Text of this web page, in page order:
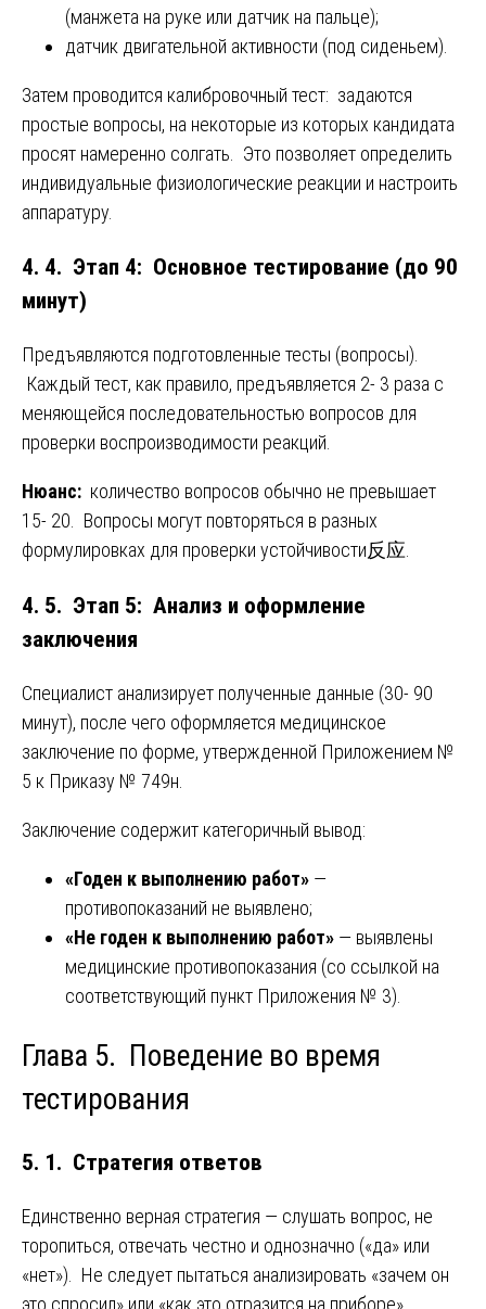
(манжета на руке или датчик на пальце);
датчик двигательной активности (под сиденьем).
Затем проводится калибровочный тест: задаются
простые вопросы, на некоторые из которых кандидата
просят намеренно солгать. Это позволяет определить
индивидуальные физиологические реакции и настроить
аппаратуру.
4. 4. Этап 4: Основное тестирование (до 90
минут)
Предъявляются подготовленные тесты (вопросы).
Каждый тест, как правило, предъявляется 2- 3 раза с
меняющейся последовательностью вопросов для
проверки воспроизводимости реакций.
Нюанс: количество вопросов обычно не превышает
15- 20. Вопросы могут повторяться в разных
формулировках для проверки устойчивости反应.
4. 5. Этап 5: Анализ и оформление
заключения
Специалист анализирует полученные данные (30- 90
минут), после чего оформляется медицинское
заключение по форме, утвержденной Приложением №
5 к Приказу № 749н.
Заключение содержит категоричный вывод:
«Годен к выполнению работ» —
противопоказаний не выявлено;
«Не годен к выполнению работ» — выявлены
медицинские противопоказания (со ссылкой на
соответствующий пункт Приложения № 3).
Глава 5. Поведение во время
тестирования
5. 1. Стратегия ответов
Единственно верная стратегия — слушать вопрос, не
торопиться, отвечать честно и однозначно («да» или
«нет»). Не следует пытаться анализировать «зачем он